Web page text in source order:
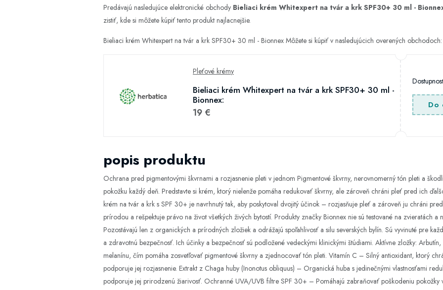
Predávajú nasledujúce elektronické obchody Bieliaci krém Whitexpert na tvár a krk SPF30+ 30 ml -
zistiť, kde si môžete kúpiť tento produkt najlacnejšie.
Bieliaci krém Whitexpert na tvár a krk SPF30+ 30 ml - Bionnex Môžete si kúpiť v nasledujúcich overených obchodoch:
Pleťové krémy
Bieliaci krém Whitexpert na tvár a krk SPF30+ 30 ml -
Bionnex:
19 €
Do
popis produktu
Ochrana pred pigmentovými škvrnami a rozjasnenie pleti v jednom Pigmentové škvrny, nerovnomerný tón pleti a
pokožku každý deň. Predstavte si krém, ktorý nielenže pomáha redukovať škvrny, ale zároveň chráni pleť pred ich
krém na tvár a krk s SPF 30+ je navrhnutý tak, aby poskytoval dvojitý účinok – rozjasňuje pleť a zároveň ju chráni
prírodou a rešpektuje právo na život všetkých živých bytostí. Produkty značky Bionnex nie sú testované na zvieratách a
Pozostávajú len z organických a prírodných zložiek a odrážajú spoľahlivosť a silu severských bylín. Sú vyvinuté pre
a zdravotnú bezpečnosť. Ich účinky a bezpečnosť sú podložené vedeckými klinickými štúdiami. Aktívne zložky:
melanínu, čím pomáha zosvetľovať pigmentové škvrny a zjednocovať tón pleti. Vitamín C – Silný antioxidant, ktorý
podporuje jej rozjasnenie. Extrakt z Chaga huby (Inonotus obliquus) – Organická huba s jedinečnými vlastnosťami
podporuje jej prirodzenú žiarivosť. Ochranné UVA/UVB filtre SPF 30+ – Pomáhajú zabraňovať poškodeniu pokožky